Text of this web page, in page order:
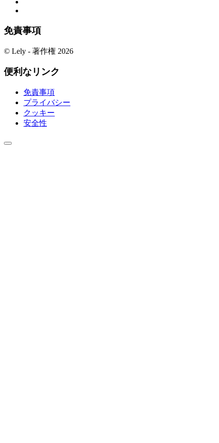
免責事項
© Lely - 著作権 2026
便利なリンク
免責事項
プライバシー
クッキー
安全性